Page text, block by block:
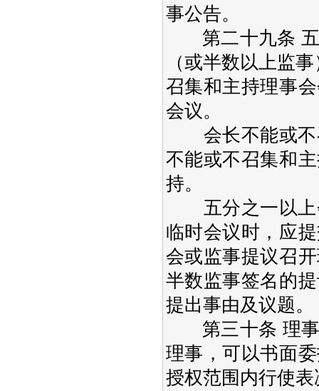
事公告。
第二十九条 五
（或半数以上监
召集和主持理事
会议。
会长不能或不
不能或不召集和
持。
五分之一以上
临时会议时，应
会或监事提议召
半数监事签名的
提出事由及议题。
第三十条 理事
理事，可以书面
授权范围内行使